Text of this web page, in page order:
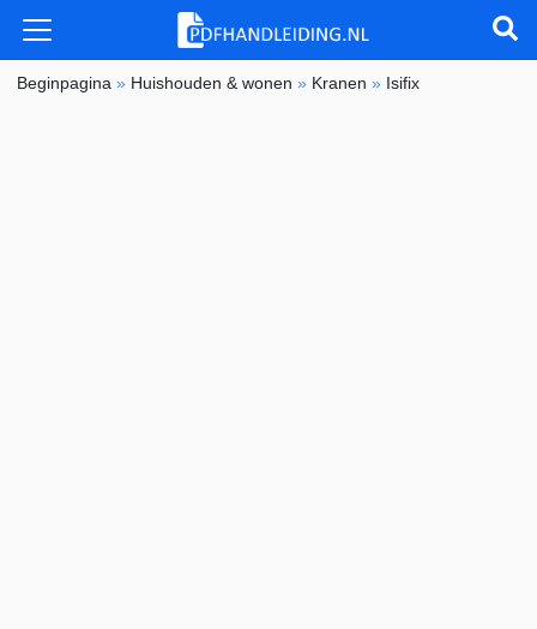
Beginpagina » Huishouden & wonen » Kranen » Isifix